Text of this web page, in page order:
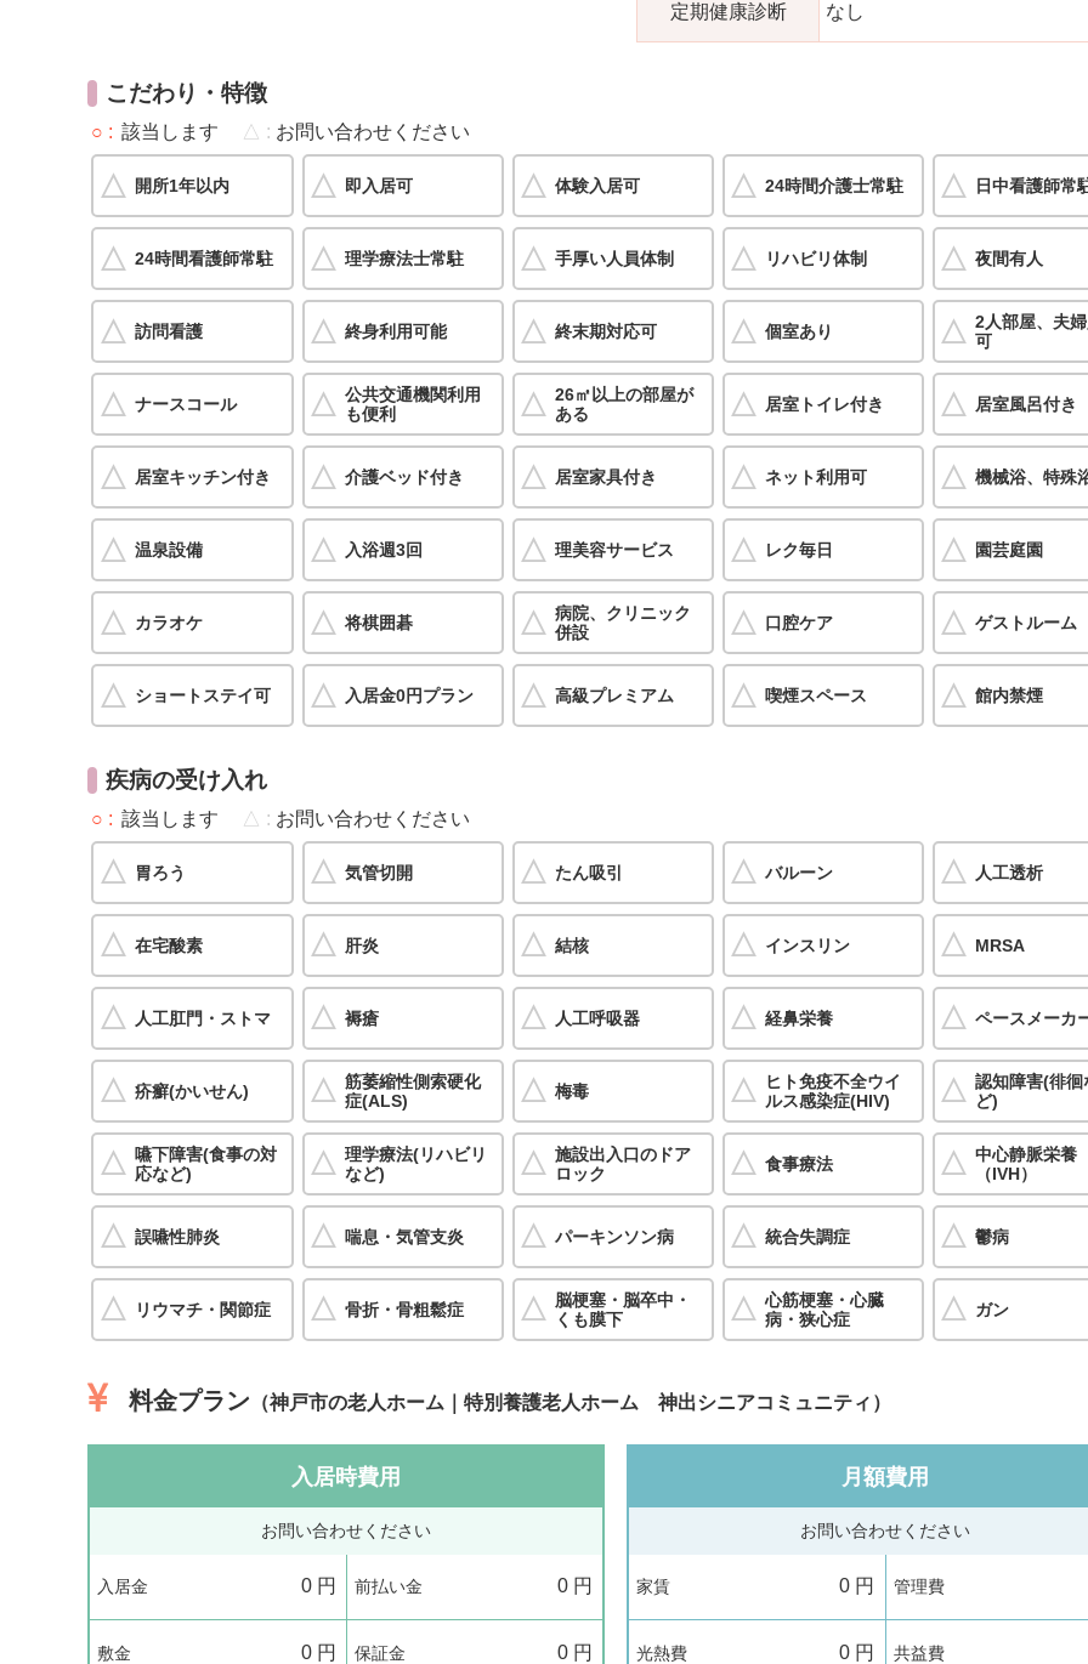
定期健康診断 なし
こだわり・特徴
○ 該当します △ お問い合わせください
開所1年以内 即入居可 体験入居可 24時間介護士常駐 日中看護師常
24時間看護師常駐 理学療法士常駐 手厚い人員体制 リハビリ体制 夜間有人
訪問看護 終身利用可能 終末期対応可 個室あり
2人部屋、夫
可
ナースコール
公共交通機関利用
も便利
26㎡以上の部屋が
ある
居室トイレ付き 居室風呂付き
居室キッチン付き 介護ベッド付き 居室家具付き ネット利用可 機械浴、特殊
温泉設備 入浴週3回 理美容サービス レク毎日 園芸庭園
カラオケ 将棋囲碁
病院、クリニック
併設
口腔ケア ゲストルーム
ショートステイ可 入居金0円プラン 高級プレミアム 喫煙スペース 館内禁煙
疾病の受け入れ
○ 該当します △ お問い合わせください
胃ろう 気管切開 たん吸引 バルーン 人工透析
在宅酸素 肝炎 結核 インスリン MRSA
人工肛門・ストマ 褥瘡 人工呼吸器 経鼻栄養 ペースメーカ
疥癬(かいせん)
筋萎縮性側索硬化
症(ALS)
梅毒
ヒト免疫不全ウイ
ルス感染症(HIV)
認知障害(徘徊
ど)
嚥下障害(食事の対
応など)
理学療法(リハビリ
など)
施設出入口のドア
ロック
食事療法
中心静脈栄養
（IVH）
誤嚥性肺炎 喘息・気管支炎 パーキンソン病 統合失調症 鬱病
リウマチ・関節症 骨折・骨粗鬆症
脳梗塞・脳卒中・
くも膜下
心筋梗塞・心臓
病・狭心症
ガン
料金プラン （神戸市の老人ホーム｜特別養護老人ホーム 神出シニアコミュニティ）
入居時費用
お問い合わせください
入居金 0 円 前払い金 0 円
敷金 0 円 保証金 0 円
月額費用
お問い合わせください
家賃 0 円 管理費
光熱費 0 円 共益費